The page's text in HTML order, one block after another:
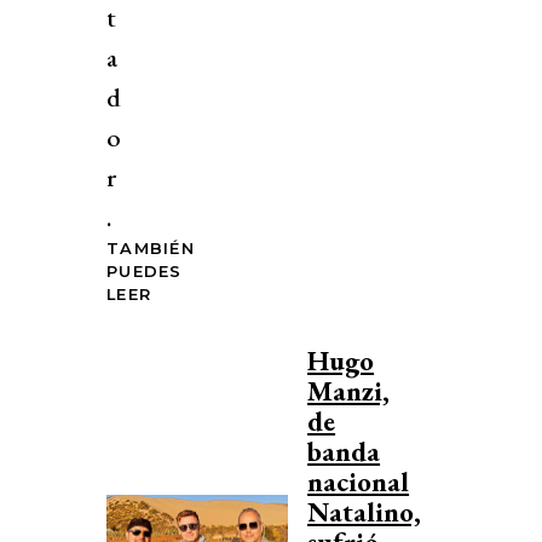
t
a
d
o
r
.
TAMBIÉN
PUEDES
LEER
Hugo
Manzi,
de
banda
nacional
Natalino,